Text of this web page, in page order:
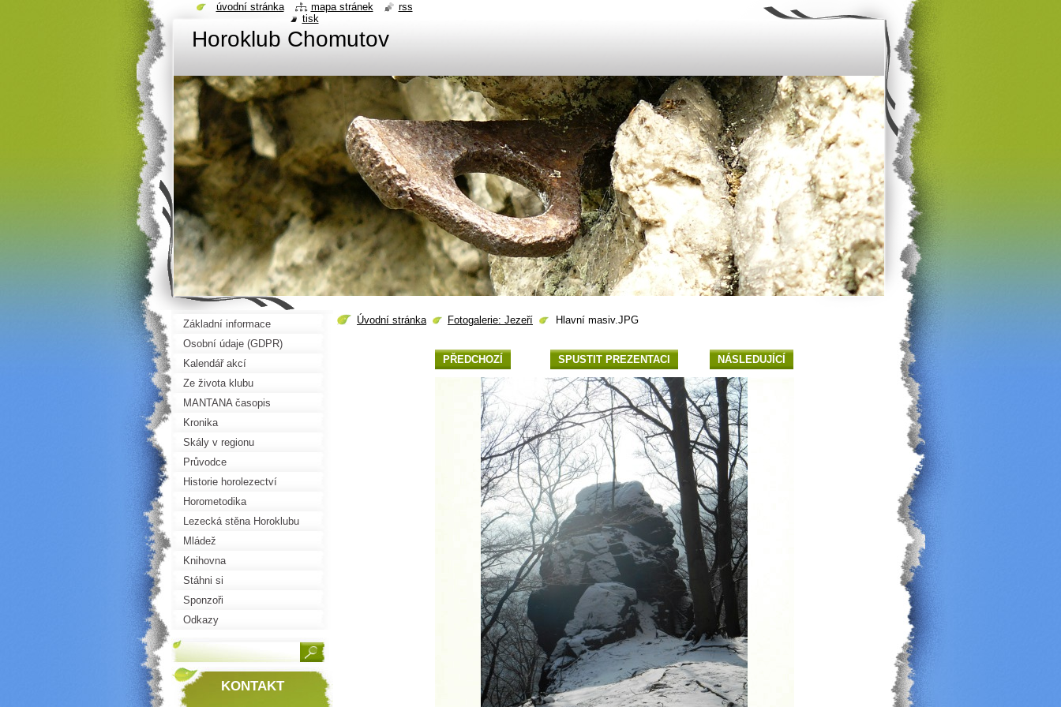
Horoklub Chomutov
Úvodní stránka Fotogalerie: Jezeří Hlavní masiv.JPG
PŘEDCHOZÍ SPUSTIT PREZENTACI NÁSLEDUJÍCÍ
Základní informace
Osobní údaje (GDPR)
Kalendář akcí
Ze života klubu
MANTANA časopis
Kronika
Skály v regionu
Průvodce
Historie horolezectví
Horometodika
Lezecká stěna Horoklubu
Mládež
Knihovna
Stáhni si
Sponzoři
Odkazy
KONTAKT
úvodní stránka mapa stránek
rss
tisk